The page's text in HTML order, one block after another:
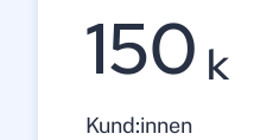
150 k
Kund:innen